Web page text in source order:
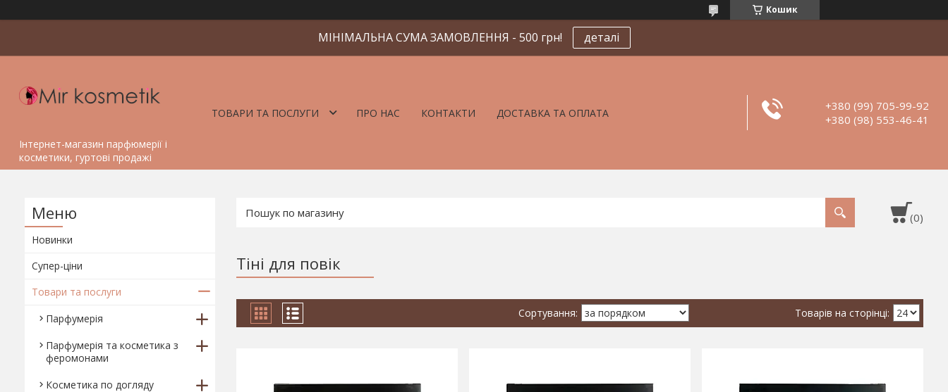
Кошик
МІНІМАЛЬНА СУМА ЗАМОВЛЕННЯ - 500 грн! деталі
Інтернет-магазин парфюмерії і
косметики, гуртові продажі
ТОВАРИ ТА ПОСЛУГИ ПРО НАС КОНТАКТИ ДОСТАВКА ТА ОПЛАТА
+380 (99) 705-99-92
+380 (98) 553-46-41
Тіні для повік
Новинки
Супер-ціни
Товари та послуги
Парфумерія
Парфумерія та косметика з
феромонами
Косметика по догляду